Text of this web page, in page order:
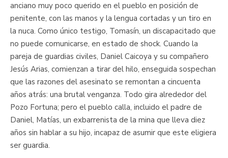
anciano muy poco querido en el pueblo en posición de
penitente, con las manos y la lengua cortadas y un tiro en
la nuca. Como único testigo, Tomasín, un discapacitado que
no puede comunicarse, en estado de shock. Cuando la
pareja de guardias civiles, Daniel Caicoya y su compañero
Jesús Arias, comienzan a tirar del hilo, enseguida sospechan
que las razones del asesinato se remontan a cincuenta
años atrás: una brutal venganza. Todo gira alrededor del
Pozo Fortuna; pero el pueblo calla, incluido el padre de
Daniel, Matías, un exbarrenista de la mina que lleva diez
años sin hablar a su hijo, incapaz de asumir que este eligiera
ser guardia.